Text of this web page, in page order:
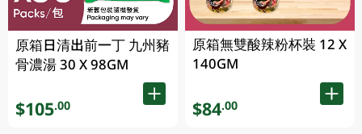
原箱日清出前一丁 九州豬
骨濃湯 30 X 98GM
$105.00
原箱無雙酸辣粉杯裝 12 X
140GM
$84.00